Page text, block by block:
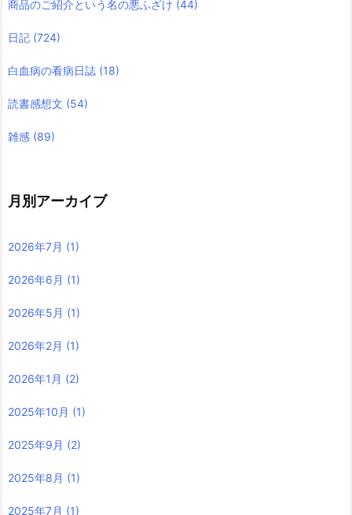
商品のご紹介という名の悪ふざけ (44)
日記 (724)
白血病の看病日誌 (18)
読書感想文 (54)
雑感 (89)
月別アーカイブ
2026年7月 (1)
2026年6月 (1)
2026年5月 (1)
2026年2月 (1)
2026年1月 (2)
2025年10月 (1)
2025年9月 (2)
2025年8月 (1)
2025年7月 (1)